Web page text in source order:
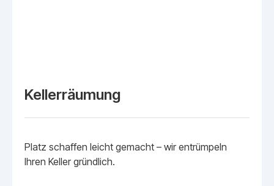
Kellerräumung
Platz schaffen leicht gemacht – wir entrümpeln
Ihren Keller gründlich.